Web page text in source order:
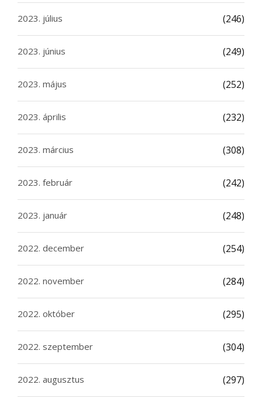
2023. július (246)
2023. június (249)
2023. május (252)
2023. április (232)
2023. március (308)
2023. február (242)
2023. január (248)
2022. december (254)
2022. november (284)
2022. október (295)
2022. szeptember (304)
2022. augusztus (297)